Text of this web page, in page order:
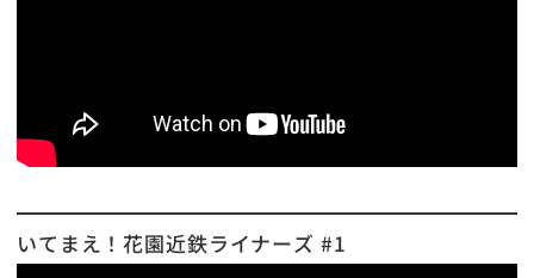
いてまえ！花園近鉄ライナーズ #1